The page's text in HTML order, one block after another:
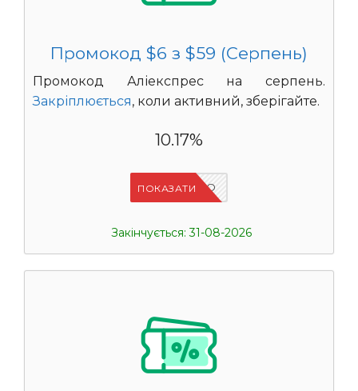
Промокод $6 з $59 (Серпень)
Промокод Аліекспрес на серпень.
Закріплюється, коли активний, зберігайте.
10.17%
IFPCFQQO
ПОКАЗАТИ
Закінчується: 31-08-2026